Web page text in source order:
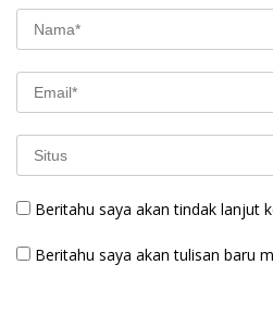
Beritahu saya akan tindak lanjut
Beritahu saya akan tulisan baru